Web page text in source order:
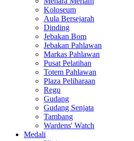
Koloseum
Aula Bersejarah
Dinding
Jebakan Bom
Jebakan Pahlawan
Markas Pahlawan
Pusat Pelatihan
Totem Pahlawan
Plaza Peliharaan
Regu
Gudang
Gudang Senjata
Tambang
Wardens' Watch
Medali